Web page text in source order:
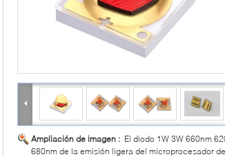
Ampliación de imagen : El diodo 1W 3W 660nm
680nm de la emisión ligera del microprocesador de